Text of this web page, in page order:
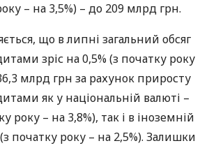
– на 3,5%) – до 209 млрд грн.
що в липні загальний обсяг
зріс на 0,5% (з початку року
млрд грн за рахунок приросту
як у національній валюті –
року – на 3,8%), так і в іноземній
початку року – на 2,5%). Залишки